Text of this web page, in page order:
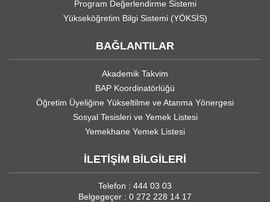
Program Değerlendirme Sistemi
Yükseköğretim Bilgi Sistemi (YÖKSİS)
BAĞLANTILAR
Akademik Takvim
BAP Koordinatörlüğü
Öğretim Üyeliğine Yükseltilme ve Atanma Yönergesi
Sosyal Tesisleri ve Yemek Listesi
Yemekhane Yemek Listesi
İLETİŞİM BİLGİLERİ
Telefon : 444 03 03
Belgegeçer : 0 272 228 14 17